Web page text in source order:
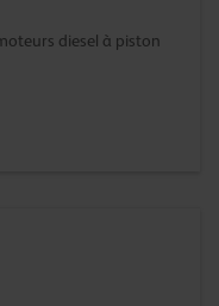
diesel à piston